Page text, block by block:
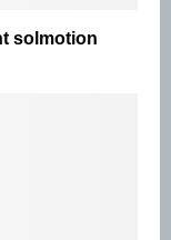
solmotion